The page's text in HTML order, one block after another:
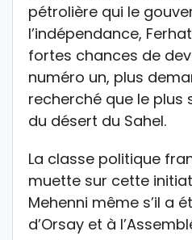
pétrolière qui le
l’indépendance,
fortes chances de
numéro un, plus
recherché que le plus
du désert du Sahel.
La classe politique
muette sur cette
Mehenni même s’il a
d’Orsay et à